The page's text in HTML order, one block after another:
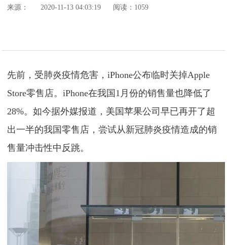
来源： 2020-11-13 04:03:19 阅读：1059
先前，受肺炎疫情危害，iPhone公布临时关掉Apple
Store零售店。iPhone在我国1月份的销售量也降低了
28%。如今据外媒报道，美国苹果公司早已再开了超
出一半的我国零售店，尝试从新冠肺炎疫情造成的销
售量冲击性中反跳。